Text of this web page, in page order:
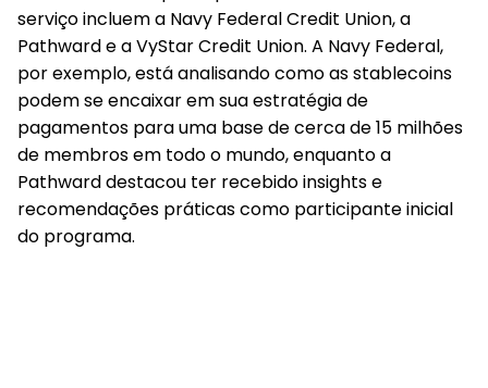
serviço incluem a Navy Federal Credit Union, a
Pathward e a VyStar Credit Union. A Navy Federal,
por exemplo, está analisando como as stablecoins
podem se encaixar em sua estratégia de
pagamentos para uma base de cerca de 15 milhões
de membros em todo o mundo, enquanto a
Pathward destacou ter recebido insights e
recomendações práticas como participante inicial
do programa.